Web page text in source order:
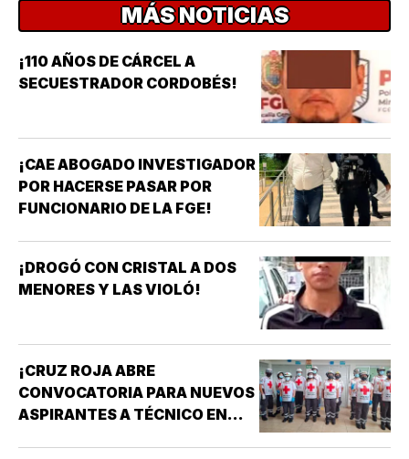
MÁS NOTICIAS
¡110 AÑOS DE CÁRCEL A
SECUESTRADOR CORDOBÉS!
¡CAE ABOGADO INVESTIGADOR
POR HACERSE PASAR POR
FUNCIONARIO DE LA FGE!
¡DROGÓ CON CRISTAL A DOS
MENORES Y LAS VIOLÓ!
¡CRUZ ROJA ABRE
CONVOCATORIA PARA NUEVOS
ASPIRANTES A TÉCNICO EN